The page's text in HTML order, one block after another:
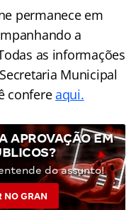
permanece em
a
as informações
Municipal
confereaqui.
APROVAÇÃO EM
do assunto!
NO GRAN